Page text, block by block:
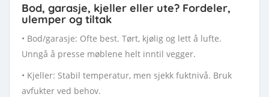
Bod, garasje, kjeller eller ute? Fordeler,
ulemper og tiltak
• Bod/garasje: Ofte best. Tørt, kjølig og lett å lufte.
Unngå å presse møblene helt inntil vegger.
• Kjeller: Stabil temperatur, men sjekk fuktnivå. Bruk
avfukter ved behov.